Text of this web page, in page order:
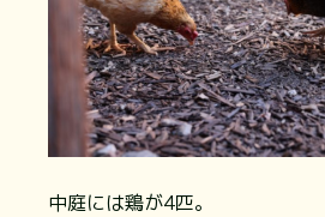
中庭には鶏が4匹。